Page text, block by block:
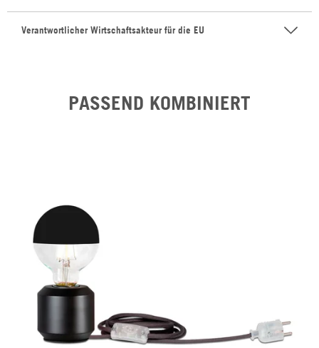
Verantwortlicher Wirtschaftsakteur für die EU
PASSEND KOMBINIERT